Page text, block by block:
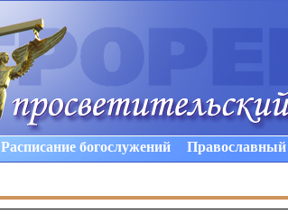
Расписание богослужений Православный